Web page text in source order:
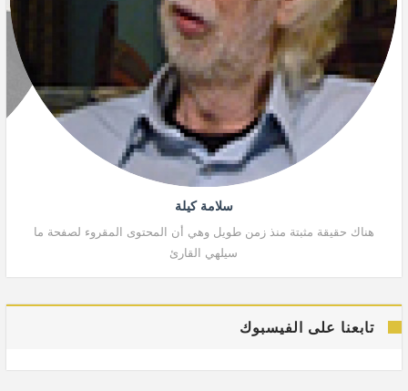
سلامة كيلة
هناك حقيقة مثبتة منذ زمن طويل وهي أن المحتوى المقروء لصفحة ما
سيلهي القارئ
تابعنا على الفيسبوك